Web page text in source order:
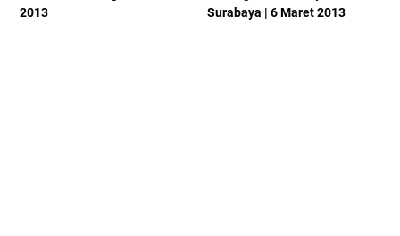
2013
Surabaya | 6 Maret 2013